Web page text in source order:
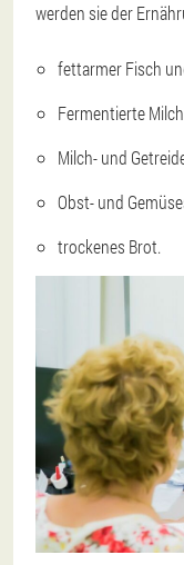
werden sie der
fettarmer Fisch
Fermentierte
Milch- und
Obst- und
trockenes Brot.